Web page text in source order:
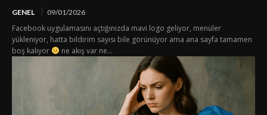
GENEL 09/01/2026
Facebook uygulamasını açtığınızda mavi logo geliyor, menüler
yükleniyor, hatta bildirim sayısı bile görünüyor ama ana sayfa tamamen
boş kalıyor
ne akış var ne...